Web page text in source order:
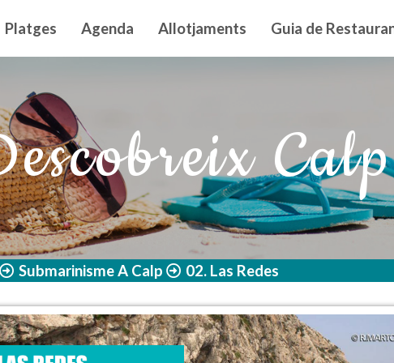
principal
Platges Agenda Allotjaments Guia de
Calp
Submarinisme A Calp 02. Las Redes